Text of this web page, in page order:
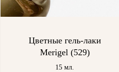
Цветные гель-лаки
Merigel (529)
15 мл.